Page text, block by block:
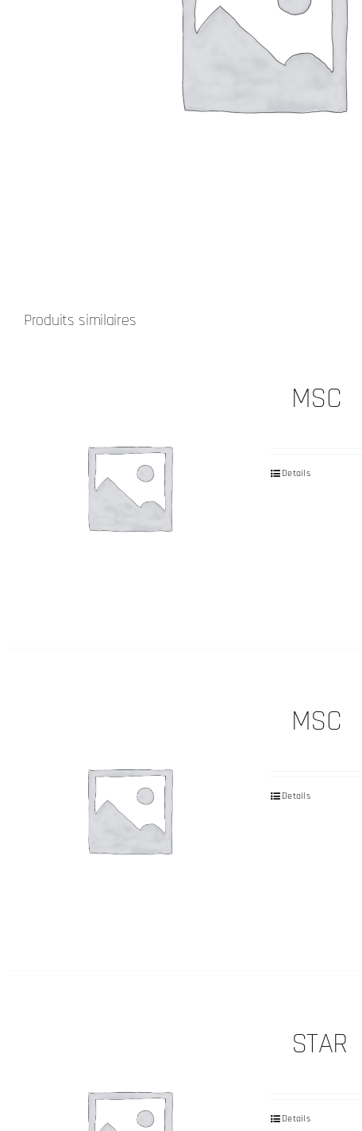
Produits similaires
MSC
Details
MSC
Details
STAR
Details